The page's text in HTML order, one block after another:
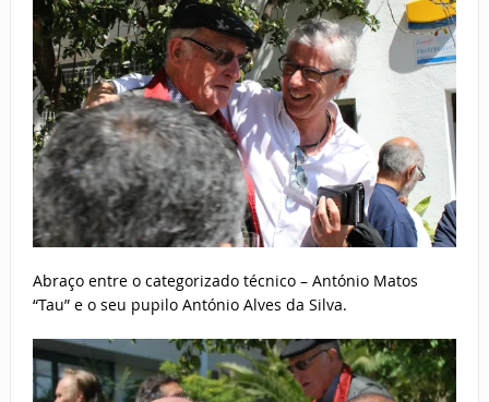
Abraço entre o categorizado técnico – António Matos
“Tau” e o seu pupilo António Alves da Silva.